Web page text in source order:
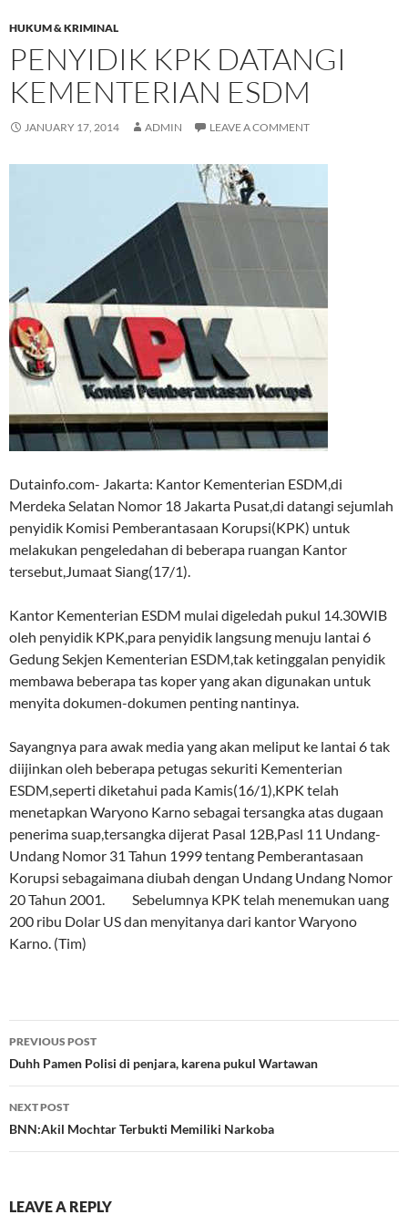
HUKUM & KRIMINAL
PENYIDIK KPK DATANGI
KEMENTERIAN ESDM
JANUARY 17, 2014 ADMIN LEAVE A COMMENT
Dutainfo.com- Jakarta: Kantor Kementerian ESDM,di
Merdeka Selatan Nomor 18 Jakarta Pusat,di datangi sejumlah
penyidik Komisi Pemberantasaan Korupsi(KPK) untuk
melakukan pengeledahan di beberapa ruangan Kantor
tersebut,Jumaat Siang(17/1).
Kantor Kementerian ESDM mulai digeledah pukul 14.30WIB
oleh penyidik KPK,para penyidik langsung menuju lantai 6
Gedung Sekjen Kementerian ESDM,tak ketinggalan penyidik
membawa beberapa tas koper yang akan digunakan untuk
menyita dokumen-dokumen penting nantinya.
Sayangnya para awak media yang akan meliput ke lantai 6 tak
diijinkan oleh beberapa petugas sekuriti Kementerian
ESDM,seperti diketahui pada Kamis(16/1),KPK telah
menetapkan Waryono Karno sebagai tersangka atas dugaan
penerima suap,tersangka dijerat Pasal 12B,Pasl 11 Undang-
Undang Nomor 31 Tahun 1999 tentang Pemberantasaan
Korupsi sebagaimana diubah dengan Undang Undang Nomor
20 Tahun 2001. Sebelumnya KPK telah menemukan uang
200 ribu Dolar US dan menyitanya dari kantor Waryono
Karno. (Tim)
Post
navigation
PREVIOUS POST
Duhh Pamen Polisi di penjara, karena pukul Wartawan
NEXT POST
BNN:Akil Mochtar Terbukti Memiliki Narkoba
LEAVE A REPLY